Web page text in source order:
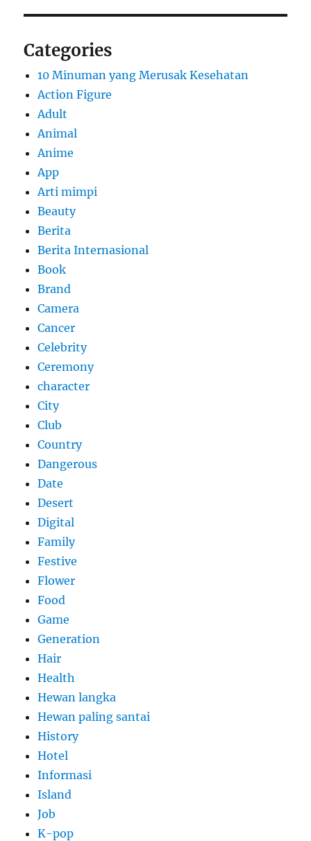
Categories
10 Minuman yang Merusak Kesehatan
Action Figure
Adult
Animal
Anime
App
Arti mimpi
Beauty
Berita
Berita Internasional
Book
Brand
Camera
Cancer
Celebrity
Ceremony
character
City
Club
Country
Dangerous
Date
Desert
Digital
Family
Festive
Flower
Food
Game
Generation
Hair
Health
Hewan langka
Hewan paling santai
History
Hotel
Informasi
Island
Job
K-pop